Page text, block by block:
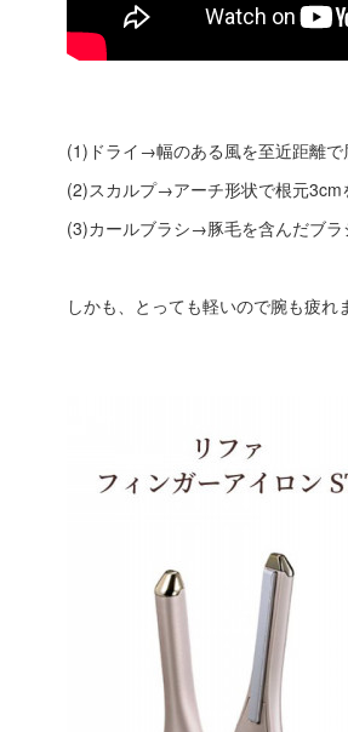
(1)ドライ→幅のある風を至近距離で
(2)スカルプ→アーチ形状で根元3cm
(3)カールブラシ→豚毛を含んだブラ
しかも、とっても軽いので腕も疲